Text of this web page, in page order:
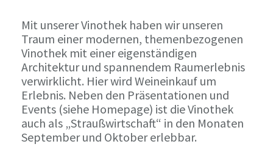
Mit unserer Vinothek haben wir unseren
Traum einer modernen, themenbezogenen
Vinothek mit einer eigenständigen
Architektur und spannendem Raumerlebnis
verwirklicht. Hier wird Weineinkauf um
Erlebnis. Neben den Präsentationen und
Events (siehe Homepage) ist die Vinothek
auch als „Straußwirtschaft“ in den Monaten
September und Oktober erlebbar.